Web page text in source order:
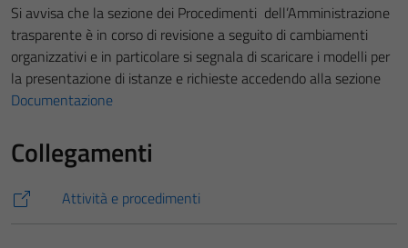
Si avvisa che la sezione dei Procedimenti dell’Amministrazione
trasparente è in corso di revisione a seguito di cambiamenti
organizzativi e in particolare si segnala di scaricare i modelli per
la presentazione di istanze e richieste accedendo alla sezione
Documentazione
Collegamenti
Attività e procedimenti